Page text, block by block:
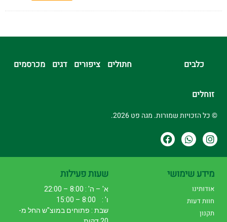
כלבים חתולים ציפורים דגים מכרסמים
זוחלים
© כל הזכויות שמורות. מגה פט 2026.
מידע שימושי
אודותינו
חוות דעות
תקנון
שעות פעילות
א' – ה' : 8:00 – 22:00
ו' : 8:00 – 15:00
שבת : פתוחים במוצ"ש החל מ-